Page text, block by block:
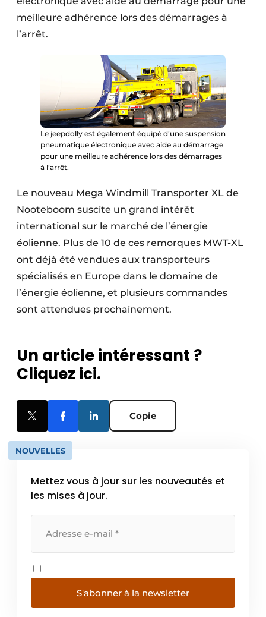
meilleure adhérence lors des démarrages à
l’arrêt.
Le jeepdolly est également équipé d’une suspension
pneumatique électronique avec aide au démarrage
pour une meilleure adhérence lors des démarrages
à l’arrêt.
Le nouveau Mega Windmill Transporter XL de
Nooteboom suscite un grand intérêt
international sur le marché de l’énergie
éolienne. Plus de 10 de ces remorques MWT-XL
ont déjà été vendues aux transporteurs
spécialisés en Europe dans le domaine de
l’énergie éolienne, et plusieurs commandes
sont attendues prochainement.
Un article intéressant ?
Cliquez ici.
Copie
NOUVELLES
Mettez vous à jour sur les nouveautés et
les mises à jour.
S'abonner à la newsletter